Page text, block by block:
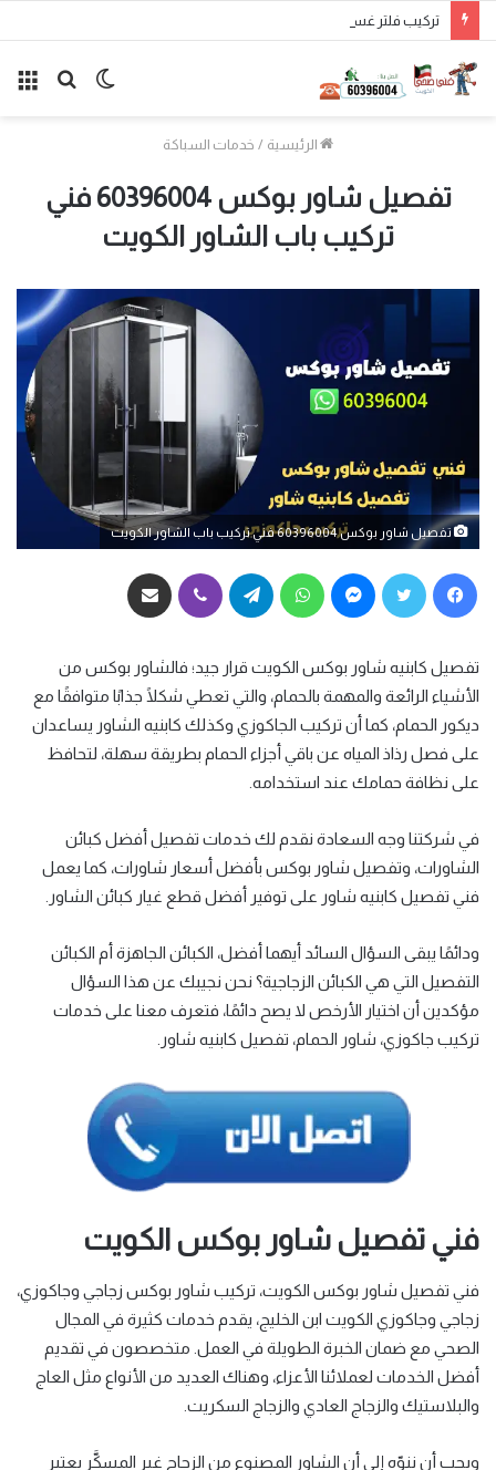
تركيب فلتر غسالة الكويت
بحث
الوضع
الرئيسية / خدمات السباكة
تفصيل شاور بوكس 60396004 فني
تركيب باب الشاور الكويت
تفصيل شاور بوكس 60396004 فني تركيب باب الشاور الكويت
تفصيل كابنيه شاور بوكس الكويت قرار جيد؛ فالشاور بوكس من
الأشياء الرائعة والمهمة بالحمام، والتي تعطي شكلًا جذابًا متوافقًا مع
ديكور الحمام، كما أن تركيب الجاكوزي وكذلك كابنيه الشاور يساعدان
على فصل رذاذ المياه عن باقي أجزاء الحمام بطريقة سهلة، لتحافظ
على نظافة حمامك عند استخدامه.
في شركتنا وجه السعادة نقدم لك خدمات تفصيل أفضل كبائن
الشاورات، وتفصيل شاور بوكس بأفضل أسعار شاورات، كما يعمل
فني تفصيل كابنيه شاور على توفير أفضل قطع غيار كبائن الشاور.
ودائمًا يبقى السؤال السائد أيهما أفضل، الكبائن الجاهزة أم الكبائن
التفصيل التي هي الكبائن الزجاجية؟ نحن نجيبك عن هذا السؤال
مؤكدين أن اختيار الأرخص لا يصح دائمًا، فتعرف معنا على خدمات
تركيب جاكوزي، شاور الحمام، تفصيل كابنيه شاور.
فني تفصيل شاور بوكس الكويت
فني تفصيل شاور بوكس الكويت، تركيب شاور بوكس زجاجي وجاكوزي،
زجاجي وجاكوزي الكويت ابن الخليج، يقدم خدمات كثيرة في المجال
الصحي مع ضمان الخبرة الطويلة في العمل. متخصصون في تقديم
أفضل الخدمات لعملائنا الأعزاء، وهناك العديد من الأنواع مثل العاج
والبلاستيك والزجاج العادي والزجاج السكريت.
ويجب أن ننوّه إلى أن الشاور المصنوع من الزجاج غير المسكَّر يعتبر